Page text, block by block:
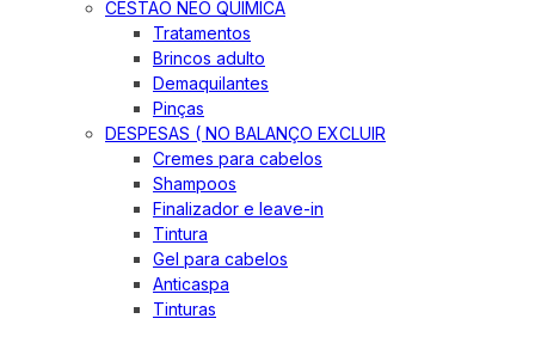
CESTÃO NEO QUIMICA
Tratamentos
Brincos adulto
Demaquilantes
Pinças
DESPESAS ( NO BALANÇO EXCLUIR
Cremes para cabelos
Shampoos
Finalizador e leave-in
Tintura
Gel para cabelos
Anticaspa
Tinturas